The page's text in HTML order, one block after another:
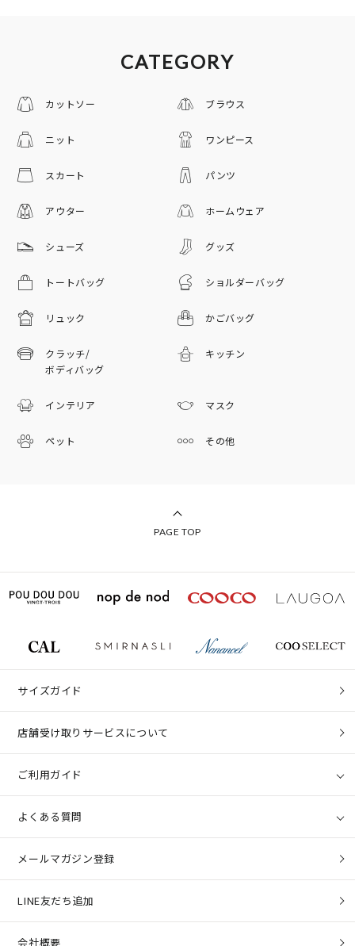
CATEGORY
カットソー ブラウス
ニット ワンピース
スカート パンツ
アウター ホームウェア
シューズ グッズ
トートバッグ ショルダーバッグ
リュック かごバッグ
クラッチ/
ボディバッグ
キッチン
インテリア マスク
ペット その他
PAGE TOP
サイズガイド
店舗受け取りサービスについて
ご利用ガイド
よくある質問
メールマガジン登録
LINE友だち追加
会社概要